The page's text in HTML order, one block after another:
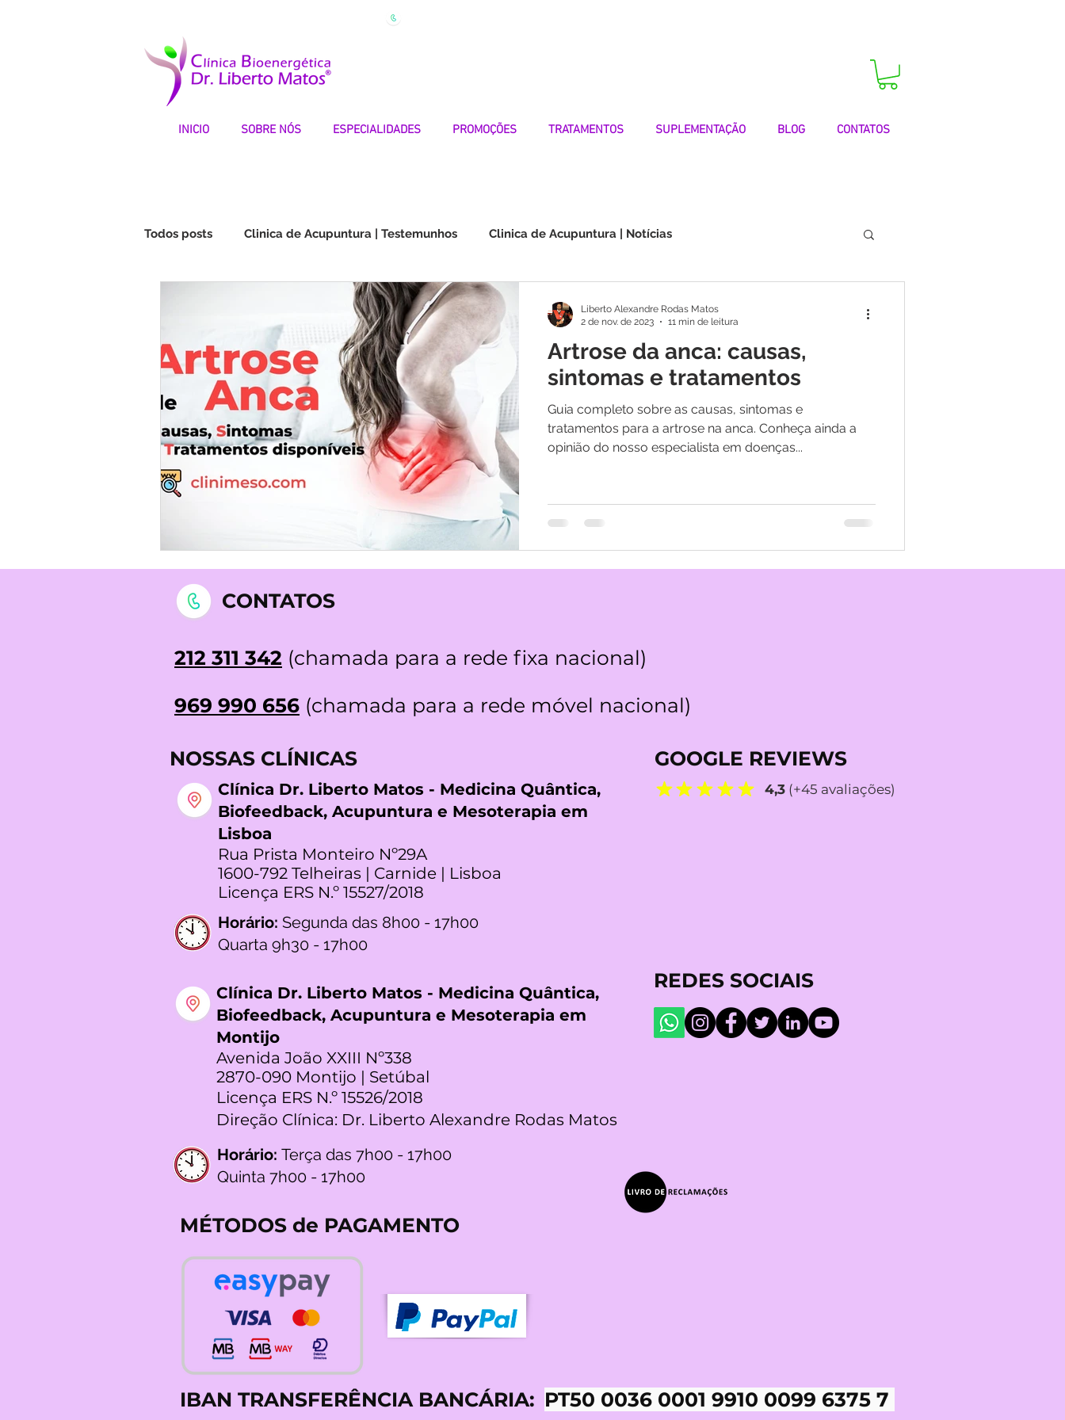
INICIO SOBRE NÓS ESPECIALIDADES PROMOÇÕES TRATAMENTOS SUPLEMENTAÇÃO BLOG CONTATOS
Todos posts Clinica de Acupuntura | Testemunhos Clinica de Acupuntura | Notícias
Choque na Orelha | Testemunhos
STOP DEPRESSÃO | Testemunhos Medicina Quântica | TestemunhosArtrose da anca: causas,
sintomas e tratamentos
Guia completo sobre as causas, sintomas e
tratamentos para a artrose na anca. Conheça ainda a
opinião do nosso especialista em doenças...
Liberto Alexandre Rodas Matos
2 de nov. de 2023
11 min de leitura
CONTATOS
212 311 342 (chamada para a rede fixa nacional)
969 990 656 (chamada para a rede móvel nacional)
NOSSAS CLÍNICAS
Clínica Dr. Liberto Matos - Medicina Quântica,
Biofeedback, Acupuntura e Mesoterapia em
Lisboa
Rua Prista Monteiro Nº29A
1600-792 Telheiras | Carnide | Lisboa
Licença ERS N.º 15527/2018
GOOGLE REVIEWS
4,3 (+45 avaliações)
Horário: Segunda das 8h00 - 17h00
Quarta 9h30 - 17h00
Clínica Dr. Liberto Matos - Medicina Quântica,
Biofeedback, Acupuntura e Mesoterapia em
Montijo
Avenida João XXIII Nº338
2870-090 Montijo | Setúbal
Licença ERS N.º 15526/2018
Direção Clínica: Dr. Liberto Alexandre Rodas Matos
REDES SOCIAIS
Horário: Terça das 7h00 - 17h00
Quinta 7h00 - 17h00
MÉTODOS de PAGAMENTO
IBAN TRANSFERÊNCIA BANCÁRIA: PT50 0036 0001 9910 0099 6375 7